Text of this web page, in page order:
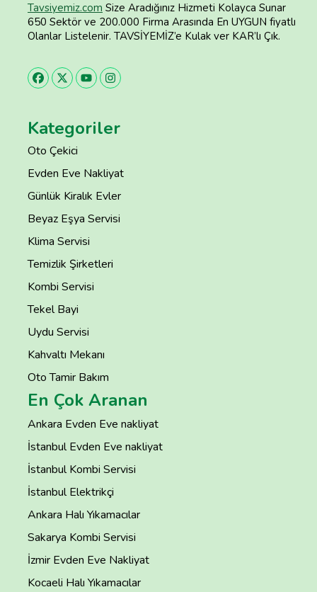
Tavsiyemiz.com Size Aradığınız Hizmeti Kolayca Sunar
650 Sektör ve 200.000 Firma Arasında En UYGUN fiyatlı
Olanlar Listelenir. TAVSİYEMİZ’e Kulak ver KAR’lı Çık.
Kategoriler
Oto Çekici
Evden Eve Nakliyat
Günlük Kiralık Evler
Beyaz Eşya Servisi
Klima Servisi
Temizlik Şirketleri
Kombi Servisi
Tekel Bayi
Uydu Servisi
Kahvaltı Mekanı
Oto Tamir Bakım
En Çok Aranan
Ankara Evden Eve nakliyat
İstanbul Evden Eve nakliyat
İstanbul Kombi Servisi
İstanbul Elektrikçi
Ankara Halı Yıkamacılar
Sakarya Kombi Servisi
İzmir Evden Eve Nakliyat
Kocaeli Halı Yıkamacılar